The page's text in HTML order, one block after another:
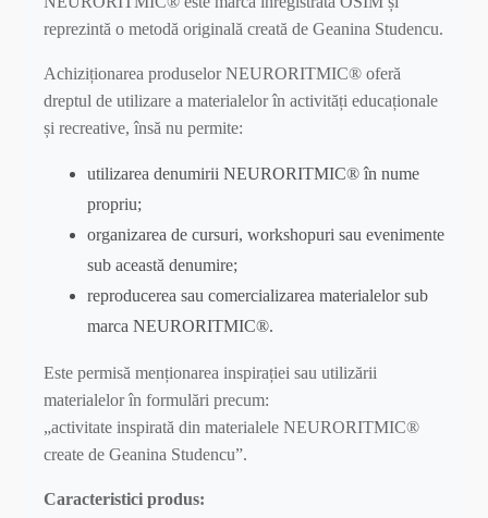
reprezintă o metodă originală creată de Geanina Studencu.
Achiziționarea produselor NEURORITMIC® oferă
dreptul de utilizare a materialelor în activități educaționale
și recreative, însă nu permite:
utilizarea denumirii NEURORITMIC® în nume
propriu;
organizarea de cursuri, workshopuri sau evenimente
sub această denumire;
reproducerea sau comercializarea materialelor sub
marca NEURORITMIC®.
Este permisă menționarea inspirației sau utilizării
materialelor în formulări precum:
„activitate inspirată din materialele NEURORITMIC®
create de Geanina Studencu”.
Caracteristici produs: